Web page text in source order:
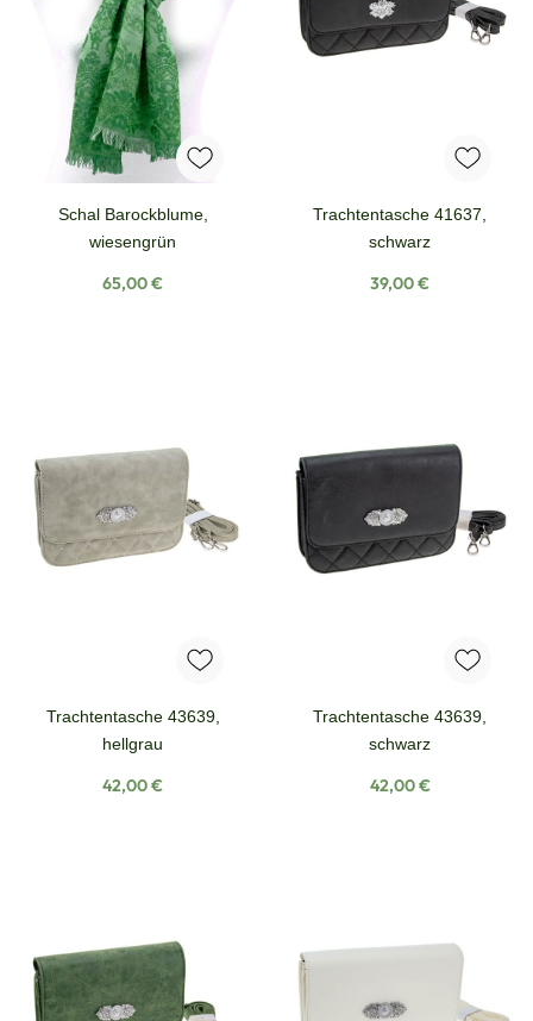
Schal Barockblume,
wiesengrün
Regulärer Preis:
65,00 €
Trachtentasche 41637,
schwarz
Regulärer Preis:
39,00 €
Trachtentasche 43639,
hellgrau
Regulärer Preis:
42,00 €
Trachtentasche 43639,
schwarz
Regulärer Preis:
42,00 €